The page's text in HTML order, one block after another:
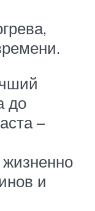
до
–
и